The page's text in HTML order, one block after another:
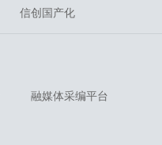
信创国产化
融媒体采编平台